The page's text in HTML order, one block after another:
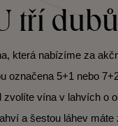
tří dubů
která nabízíme za
označena 5+1 nebo
zvolíte vína v lahvích o
a šestou láhev